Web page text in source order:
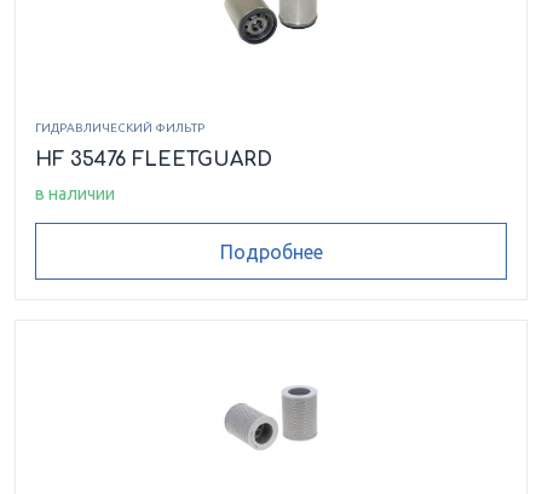
ГИДРАВЛИЧЕСКИЙ ФИЛЬТР
HF 35476 FLEETGUARD
в наличии
Подробнее